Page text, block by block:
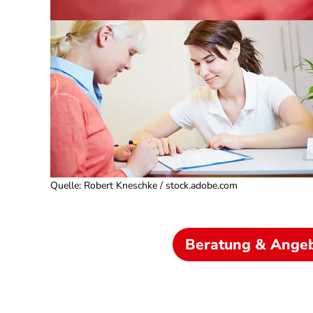
Quelle: Robert Kneschke / stock.adobe.com
Beratung &